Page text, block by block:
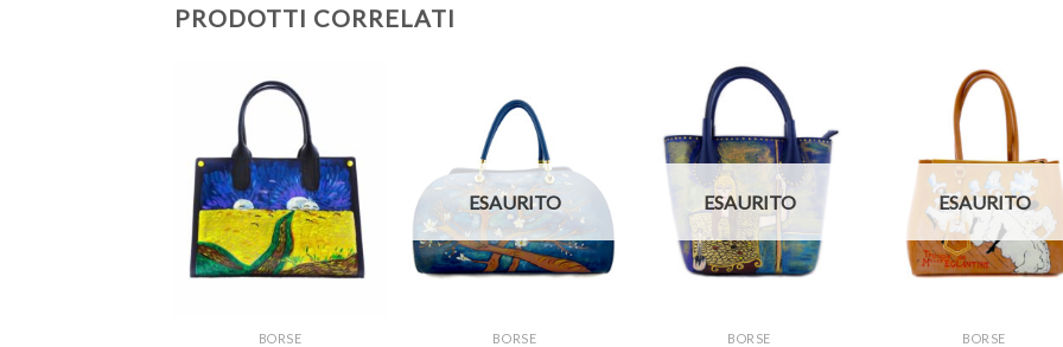
PRODOTTI CORRELATI
BORSE
ESAURITO
BORSE
ESAURITO
BORSE
ESAURITO
BORSE